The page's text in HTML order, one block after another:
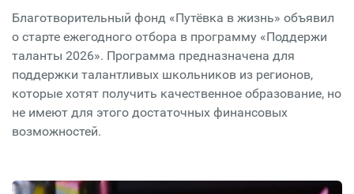
Благотворительный фонд «Путёвка в жизнь» объявил
о старте ежегодного отбора в программу «Поддержи
таланты 2026». Программа предназначена для
поддержки талантливых школьников из регионов,
которые хотят получить качественное образование, но
не имеют для этого достаточных финансовых
возможностей.